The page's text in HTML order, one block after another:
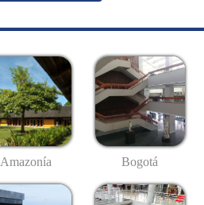
Amazonía Bogotá